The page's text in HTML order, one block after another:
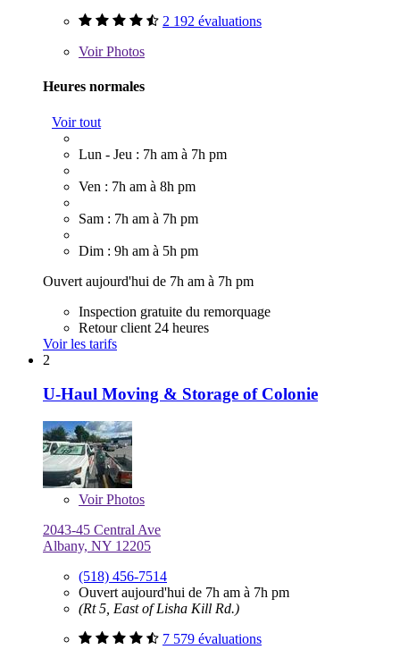
2 192 évaluations
VoirPhotos
Heures normales
Voir tout
Lun - Jeu : 7h am à 7h pm
Ven : 7h am à 8h pm
Sam : 7h am à 7h pm
Dim : 9h am à 5h pm
Ouvert aujourd'hui de 7h am à 7h pm
Inspection gratuite du remorquage
Retour client 24 heures
Voir les tarifs
2
U-Haul Moving & Storage of Colonie
VoirPhotos
2043-45 Central Ave
Albany, NY 12205
(518) 456-7514
Ouvert aujourd'hui de 7h am à 7h pm
(Rt 5, East of Lisha Kill Rd.)
7 579 évaluations